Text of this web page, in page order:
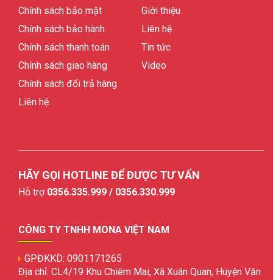
Chính sách bảo mật
Chính sách bảo hành
Chính sách thanh toán
Chính sách giao hàng
Chính sách đổi trả hàng
Liên hệ
Giới thiệu
Liên hệ
Tin tức
Video
HÃY GỌI HOTLINE ĐỂ ĐƯỢC TƯ VẤN
Hỗ trợ 0356.335.999 / 0356.330.999
CÔNG TY TNHH MONA VIỆT NAM
GPĐKKD: 0901171265
Địa chỉ: CL4/19 Khu Chiêm Mai, Xã Xuân Quan, Huyện Văn